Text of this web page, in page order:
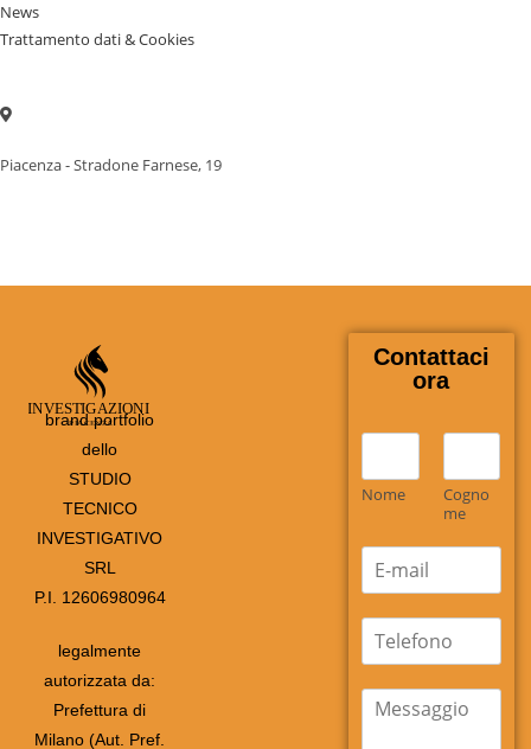
News
Trattamento dati & Cookies
Piacenza - Stradone Farnese, 19
brand portfolio
dello
STUDIO
TECNICO
INVESTIGATIVO
SRL
P.I. 12606980964
legalmente
autorizzata da:
Prefettura di
Milano (Aut. Pref.
Contattaci
ora
N
m
Nome
Cogno
me
E
m
it
em